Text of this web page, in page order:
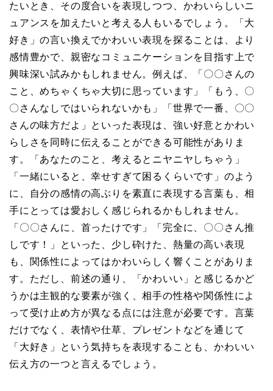
たいとき、その度合いを表現しつつ、かわいらしいニ
ュアンスを加えたいと考える人もいるでしょう。「大
好き」の言い換えでかわいい表現を探ることは、より
感情豊かで、親密なコミュニケーションを目指す上で
興味深い試みかもしれません。例えば、「〇〇さんの
こと、めちゃくちゃ大切に思っています」「もう、〇
〇さんなしではいられないかも」「世界で一番、〇〇
さんの味方だよ」といった表現は、強い好意とかわい
らしさを同時に伝えることができる可能性がありま
す。「あなたのこと、考えるとニヤニヤしちゃう」
「一緒にいると、幸せすぎて困るくらいです」のよう
に、自分の感情の高ぶりを素直に表現する言葉も、相
手にとっては愛おしく感じられるかもしれません。
「〇〇さんに、首ったけです」「完全に、〇〇さん推
しです！」といった、少し砕けた、熱量の高い表現
も、関係性によってはかわいらしく響くことがありま
す。ただし、前述の通り、「かわいい」と感じるかど
うかは主観的な要素が強く、相手の性格や関係性によ
って受け止め方が異なる点には注意が必要です。言葉
だけでなく、表情や仕草、プレゼントなどを通じて
「大好き」という気持ちを表現することも、かわいい
伝え方の一つと言えるでしょう。